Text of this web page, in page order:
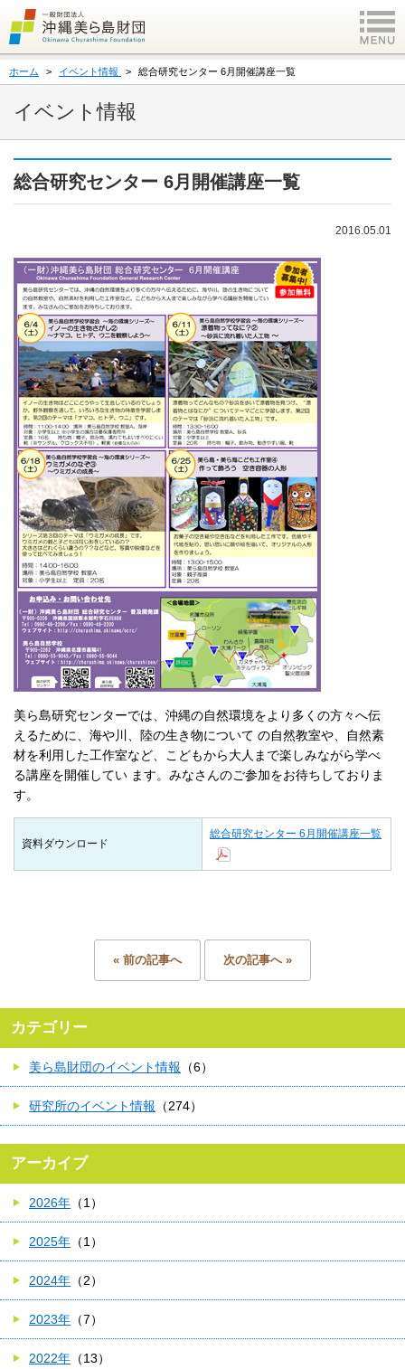
ホーム イベント情報 総合研究センター 6月開催講座一覧
イベント情報
総合研究センター 6月開催講座一覧
2016.05.01
美ら島研究センターでは、沖縄の自然環境をより多くの方々へ伝
えるために、海や川、陸の生き物について の自然教室や、自然素
材を利用した工作室など、こどもから大人まで楽しみながら学べ
る講座を開催してい ます。みなさんのご参加をお待ちしておりま
す。
資料ダウンロード
総合研究センター 6月開催講座一覧
« 前の記事へ 次の記事へ »
カテゴリー
美ら島財団のイベント情報 （6）
研究所のイベント情報 （274）
アーカイブ
2026年 （1）
2025年 （1）
2024年 （2）
2023年 （7）
2022年 （13）